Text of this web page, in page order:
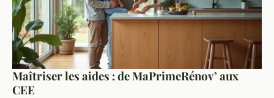
Maîtriser les aides : de MaPrimeRénov’ aux
CEE